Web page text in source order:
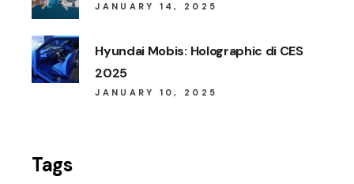
JANUARY 14, 2025
Hyundai Mobis: Holographic di CES
2025
JANUARY 10, 2025
Tags